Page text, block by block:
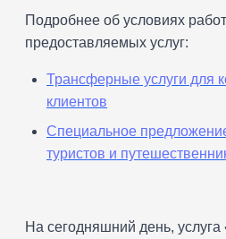
Подробнее об условиях
предоставляемых услуг:
Трансферные услуги для
клиентов
Специальное
туристов и
На сегодняшний день,